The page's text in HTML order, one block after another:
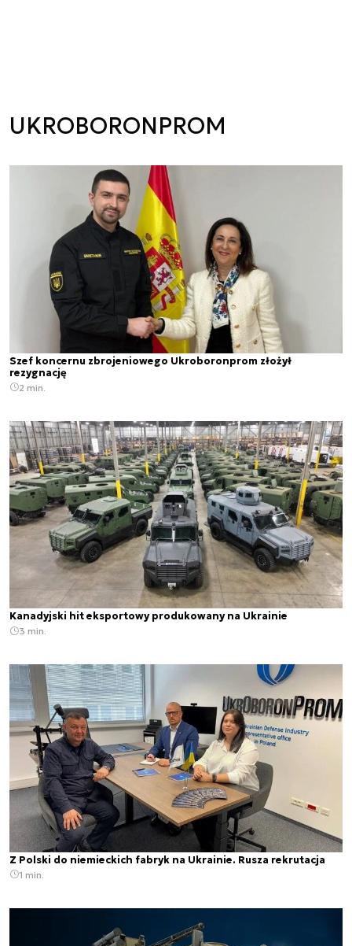
UKROBORONPROM
Szef koncernu zbrojeniowego Ukroboronprom złożył
rezygnację
2 min.
Kanadyjski hit eksportowy produkowany na Ukrainie
3 min.
Z Polski do niemieckich fabryk na Ukrainie. Rusza rekrutacja
1 min.